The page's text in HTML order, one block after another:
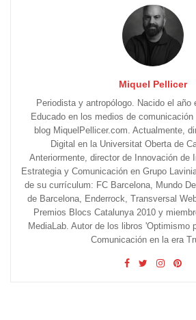
Miquel Pellicer
Periodista y antropólogo. Nacido el año
Educado en los medios de
blog MiquelPellicer.com. Actualmente,
Digital en la Universitat Oberta de
Anteriormente, director de Innovación de
Estrategia y Comunicación en Grupo
de su currículum: FC Barcelona, Mundo
de Barcelona, Enderrock, Transversal
Premios Blocs Catalunya 2010 y
MediaLab. Autor de los libros 'Optimismo
Comunicación en la era